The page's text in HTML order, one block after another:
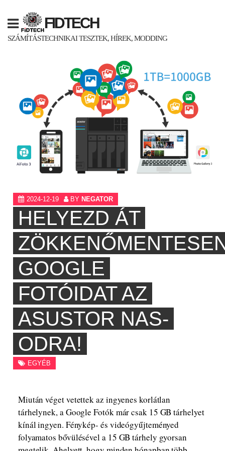
content
FIDTECH
SZÁMÍTÁSTECHNIKAI TESZTEK, HÍREK, MODDING
2024-12-19 BY NEGATOR
HELYEZD ÁT
GOOGLE
FOTÓIDAT AZ
ASUSTOR NAS-
ODRA!
EGYÉB
Miután véget vetettek az ingyenes korlátlan
tárhelynek, a Google Fotók már csak 15 GB tárhelyet
kínál ingyen. Fénykép- és videógyűjteményed
folyamatos bővülésével a 15 GB tárhely gyorsan